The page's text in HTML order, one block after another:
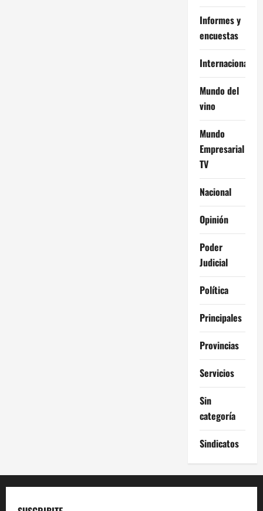
Informes y
encuestas
Internacional
Mundo del
vino
Mundo
Empresarial
TV
Nacional
Opinión
Poder
Judicial
Política
Principales
Provincias
Servicios
Sin
categoría
Sindicatos